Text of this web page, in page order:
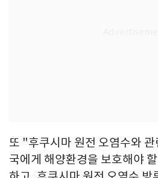
또 "후쿠시마 원전 오염수와
국에게 해양환경을 보호해야